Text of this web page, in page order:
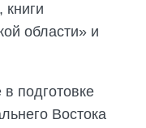
книги
области» и
подготовке
Востока